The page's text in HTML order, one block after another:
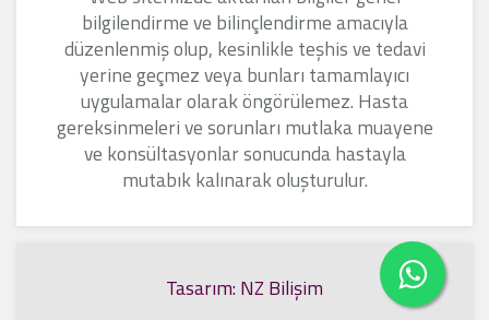
bilgilendirme ve bilinçlendirme amacıyla
düzenlenmiş olup, kesinlikle teşhis ve tedavi
yerine geçmez veya bunları tamamlayıcı
uygulamalar olarak öngörülemez. Hasta
gereksinmeleri ve sorunları mutlaka muayene
ve konsültasyonlar sonucunda hastayla
mutabık kalınarak oluşturulur.
Tasarım: NZ Bilişim